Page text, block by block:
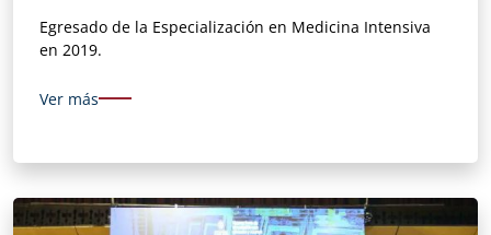
Egresado de la Especialización en Medicina Intensiva
en 2019.
Ver más